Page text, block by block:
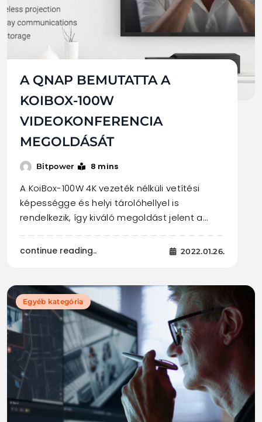
A QNAP BEMUTATTA A
KOIBOX-100W
VIDEOKONFERENCIA
MEGOLDÁSÁT
Bitpower 8 mins
A KoiBox-100W 4K vezeték nélküli vetítési
képességge és helyi tárolóhellyel is
rendelkezik, így kiváló megoldást jelent a…
continue reading.. 2022.01.26.
Egyéb kategória